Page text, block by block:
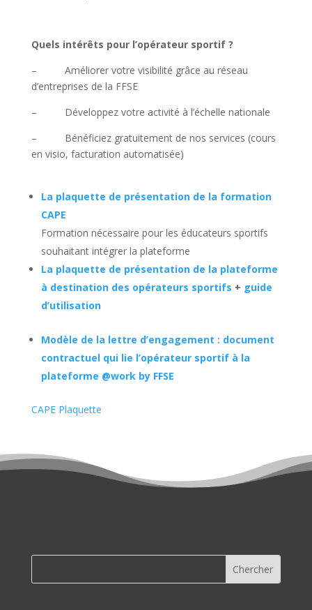
Quels intérêts pour l’opérateur sportif ?
– Améliorer votre visibilité grâce au réseau
d’entreprises de la FFSE
– Développez votre activité à l’échelle nationale
– Bénéficiez gratuitement de nos services (cours
en visio, facturation automatisée)
La plaquette de présentation de la formation
CAPE
Formation nécessaire pour les éducateurs sportifs
souhaitant intégrer la plateforme
La plaquette de présentation de la plateforme
à destination des opérateurs sportifs + guide
d’utilisation
Modèle de la lettre d’engagement : document
contractuel qui lie l’opérateur sportif à la
plateforme @work by FFSE
CAPE Plaquette